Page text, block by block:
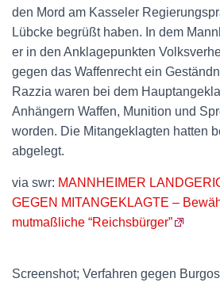
den Mord am Kasseler
Lübcke begrüßt haben. In dem
er in den Anklagepunkten
gegen das Waffenrecht ein
Razzia waren bei dem
Anhängern Waffen, Munition und
worden. Die Mitangeklagten hatten
abgelegt.
via swr: MANNHEIMER
GEGEN MITANGEKLAGTE –
mutmaßliche “Reichsbürger”
Screenshot; Verfahren gegen